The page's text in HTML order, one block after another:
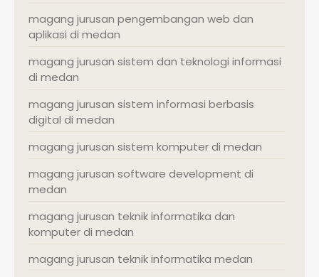
magang jurusan pengembangan web dan
aplikasi di medan
magang jurusan sistem dan teknologi informasi
di medan
magang jurusan sistem informasi berbasis
digital di medan
magang jurusan sistem komputer di medan
magang jurusan software development di
medan
magang jurusan teknik informatika dan
komputer di medan
magang jurusan teknik informatika medan